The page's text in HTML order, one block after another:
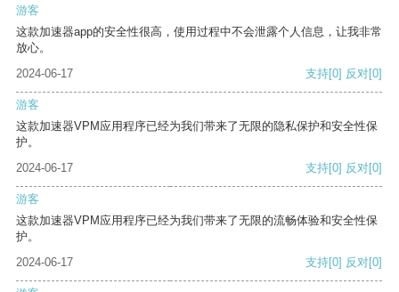
游客
这款加速器app的安全性很高，使用过程中不会泄露个人信息，让我非常
放心。
2024-06-17
支持[0] 反对[0]
游客
这款加速器VPM应用程序已经为我们带来了无限的隐私保护和安全性保
护。
2024-06-17
支持[0] 反对[0]
游客
这款加速器VPM应用程序已经为我们带来了无限的流畅体验和安全性保
护。
2024-06-17
支持[0] 反对[0]